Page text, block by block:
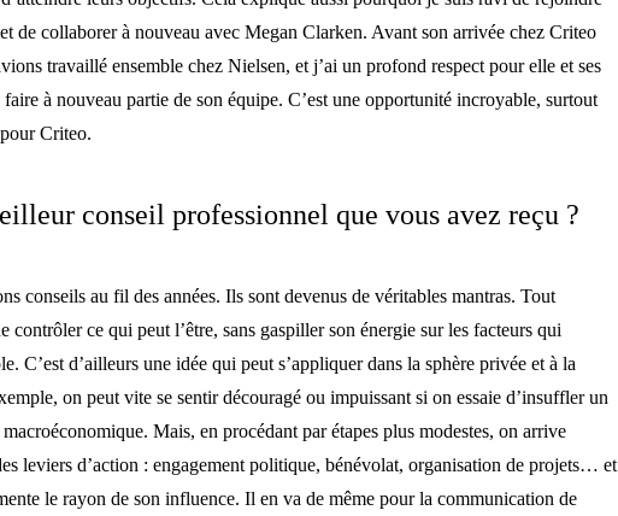
de collaborer à nouveau avec Megan Clarken. Avant son arrivée chez Criteo
travaillé ensemble chez Nielsen, et j’ai un profond respect pour elle et ses
faire à nouveau partie de son équipe. C’est une opportunité incroyable, surtout
Criteo.
conseil professionnel que vous avez reçu ?
conseils au fil des années. Ils sont devenus de véritables mantras. Tout
contrôler ce qui peut l’être, sans gaspiller son énergie sur les facteurs qui
C’est d’ailleurs une idée qui peut s’appliquer dans la sphère privée et à la
on peut vite se sentir découragé ou impuissant si on essaie d’insuffler un
Mais, en procédant par étapes plus modestes, on arrive
leviers d’action : engagement politique, bénévolat, organisation de projets… et
le rayon de son influence. Il en va de même pour la communication de